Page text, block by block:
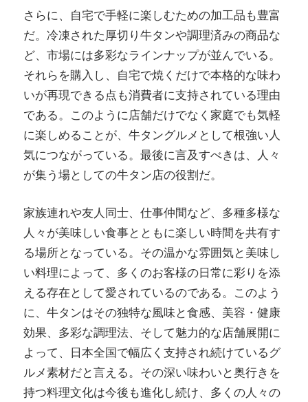
さらに、自宅で手軽に楽しむための加工品も豊富
だ。冷凍された厚切り牛タンや調理済みの商品な
ど、市場には多彩なラインナップが並んでいる。
それらを購入し、自宅で焼くだけで本格的な味わ
いが再現できる点も消費者に支持されている理由
である。このように店舗だけでなく家庭でも気軽
に楽しめることが、牛タングルメとして根強い人
気につながっている。最後に言及すべきは、人々
が集う場としての牛タン店の役割だ。
家族連れや友人同士、仕事仲間など、多種多様な
人々が美味しい食事とともに楽しい時間を共有す
る場所となっている。その温かな雰囲気と美味し
い料理によって、多くのお客様の日常に彩りを添
える存在として愛されているのである。このよう
に、牛タンはその独特な風味と食感、美容・健康
効果、多彩な調理法、そして魅力的な店舗展開に
よって、日本全国で幅広く支持され続けているグ
ルメ素材だと言える。その深い味わいと奥行きを
持つ料理文化は今後も進化し続け、多くの人々の